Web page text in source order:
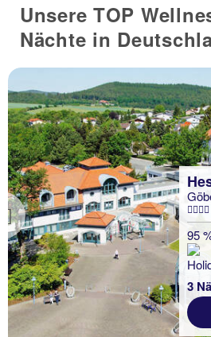
Unsere TOP
Nächte in
Previous 95
3